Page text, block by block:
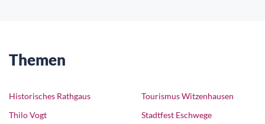
Themen
Historisches Rathgaus
Thilo Vogt
Tourismus Witzenhausen
Stadtfest Eschwege